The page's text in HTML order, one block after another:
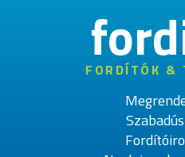
FORDÍTÓK &